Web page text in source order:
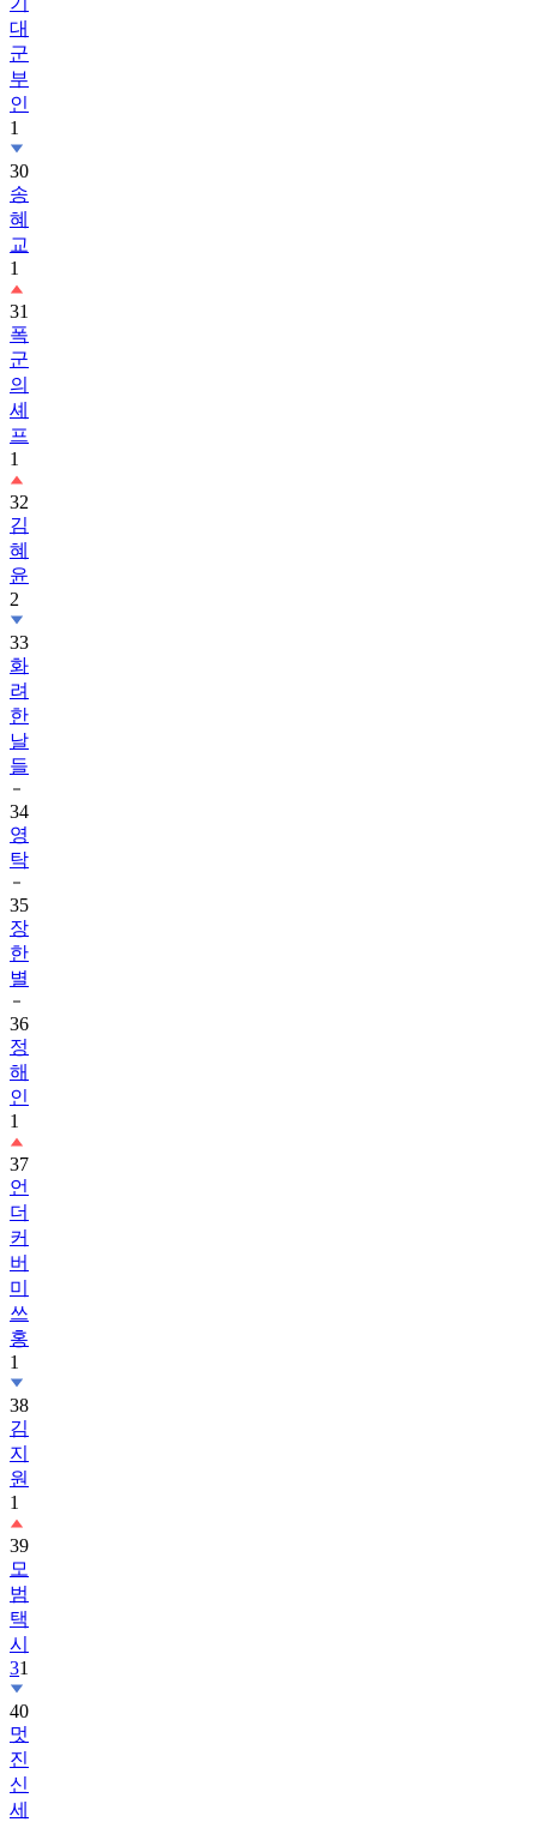
대
군
부
인
1
30
송
혜
교
1
31
폭
군
의
셰
프
1
32
김
혜
윤
2
33
화
려
한
날
들
34
영
탁
35
장
한
별
36
정
해
인
1
37
언
더
커
버
미
쓰
홍
1
38
김
지
원
1
39
모
범
택
시
31
40
멋
진
신
세